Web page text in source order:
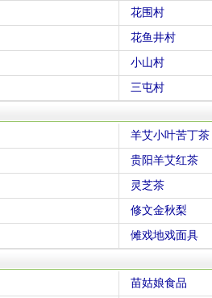
花围村
花鱼井村
小山村
三屯村
羊艾小叶苦丁茶
贵阳羊艾红茶
灵芝茶
修文金秋梨
傩戏地戏面具
苗姑娘食品